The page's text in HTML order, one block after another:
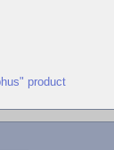
product